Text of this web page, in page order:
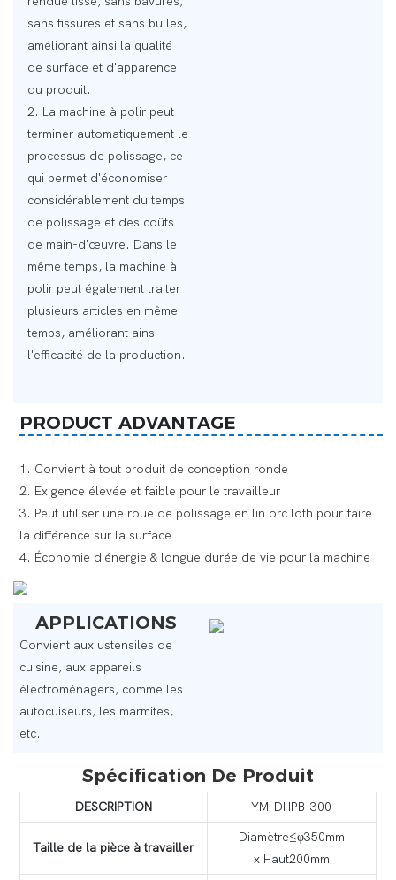
sans fissures et sans bulles,
améliorant ainsi la qualité
de surface et d'apparence
du produit.
2. La machine à polir peut
terminer automatiquement le
processus de polissage, ce
qui permet d'économiser
considérablement du temps
de polissage et des coûts
de main-d'œuvre. Dans le
même temps, la machine à
polir peut également traiter
plusieurs articles en même
temps, améliorant ainsi
l'efficacité de la production.
PRODUCT ADVANTAGE
1. Convient à tout produit de conception ronde
2. Exigence élevée et faible pour le travailleur
3. Peut utiliser une roue de polissage en lin orc loth pour faire
la différence sur la surface
4. Économie d'énergie & longue durée de vie pour la machine
APPLICATIONS
Convient aux ustensiles de
cuisine, aux appareils
électroménagers, comme les
autocuiseurs, les marmites,
etc.
Spécification De Produit
DESCRIPTION YM-DHPB-300
Taille de la pièce à travailler
Diamètre≤φ350mm
x Haut200mm